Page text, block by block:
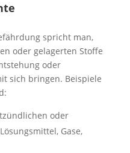
spricht man,
oder gelagerten Stoffe
oder
sich bringen. Beispiele
oder
Gase,